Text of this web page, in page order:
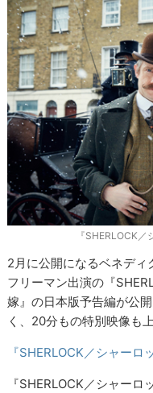
『SHERLOCK／
2月に公開になるベネディ
フリーマン出演の『
嫁』の日本版予告編が公
く、20分もの特別映像も
『SHERLOCK／シャー
『SHERLOCK／シャー